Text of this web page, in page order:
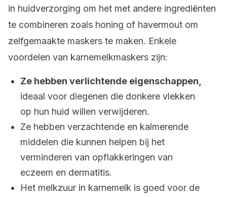
in huidverzorging om het met andere ingrediënten
te combineren zoals honing of havermout om
zelfgemaakte maskers te maken. Enkele
voordelen van karnemelkmaskers zijn:
Ze hebben verlichtende eigenschappen,
ideaal voor diegenen die donkere vlekken
op hun huid willen verwijderen.
Ze hebben verzachtende en kalmerende
middelen die kunnen helpen bij het
verminderen van opflakkeringen van
eczeem en dermatitis.
Het melkzuur in karnemelk is goed voor de